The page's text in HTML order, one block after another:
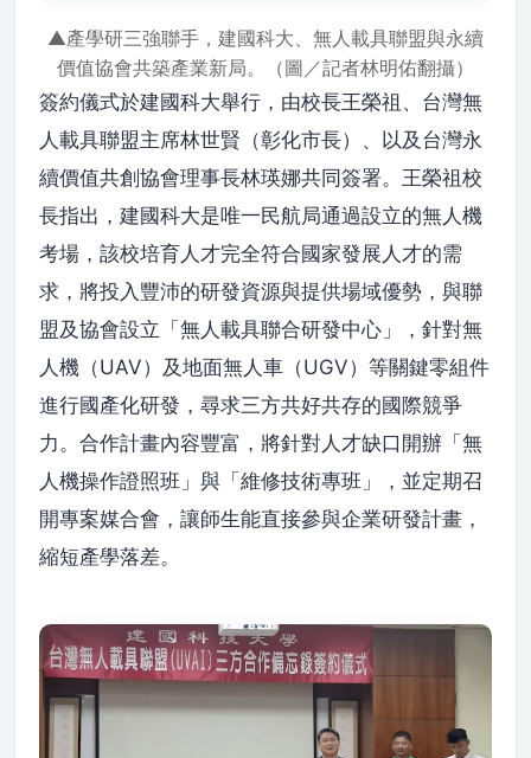
▲產學研三強聯手，建國科大、無人載具聯盟與永續
價值協會共築產業新局。（圖／記者林明佑翻攝）
簽約儀式於建國科大舉行，由校長王榮祖、台灣無
人載具聯盟主席林世賢（彰化市長）、以及台灣永
續價值共創協會理事長林瑛娜共同簽署。王榮祖校
長指出，建國科大是唯一民航局通過設立的無人機
考場，該校培育人才完全符合國家發展人才的需
求，將投入豐沛的研發資源與提供場域優勢，與聯
盟及協會設立「無人載具聯合研發中心」，針對無
人機（UAV）及地面無人車（UGV）等關鍵零組件
進行國產化研發，尋求三方共好共存的國際競爭
力。合作計畫內容豐富，將針對人才缺口開辦「無
人機操作證照班」與「維修技術專班」，並定期召
開專案媒合會，讓師生能直接參與企業研發計畫，
縮短產學落差。